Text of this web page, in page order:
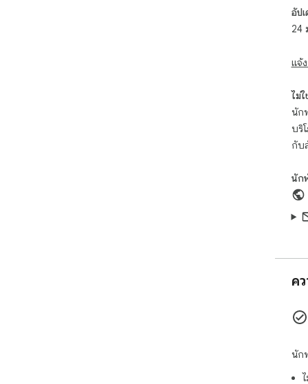
🌐
🎮
อัป
24
แจ้
นัก
ไม่ใ
นัก
บริ
กับ
ค
นัก